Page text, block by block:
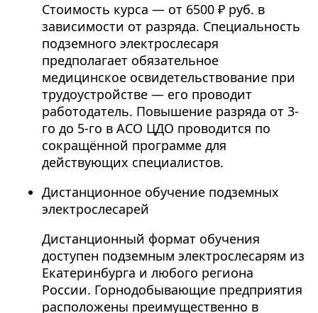
Стоимость курса — от 6500 ₽ руб. в
зависимости от разряда. Специальность
подземного электрослесаря
предполагает обязательное
медицинское освидетельствование при
трудоустройстве — его проводит
работодатель. Повышение разряда от 3-
го до 5-го в АСО ЦДО проводится по
сокращённой программе для
действующих специалистов.
Дистанционное обучение подземных
электрослесарей
Дистанционный формат обучения
доступен подземным электрослесарям из
Екатеринбурга и любого региона
России. Горнодобывающие предприятия
расположены преимущественно в